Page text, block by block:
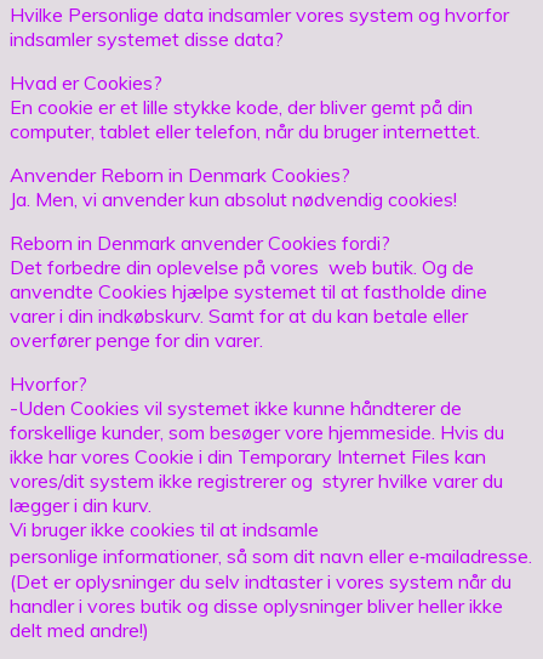
Hvilke Personlige data indsamler vores system og hvorfor
indsamler systemet disse data?
Hvad er Cookies?
En cookie er et lille stykke kode, der bliver gemt på din
computer, tablet eller telefon, når du bruger internettet.
Anvender Reborn in Denmark Cookies?
Ja. Men, vi anvender kun absolut nødvendig cookies!
Reborn in Denmark anvender Cookies fordi?
Det forbedre din oplevelse på vores web butik. Og de
anvendte Cookies hjælpe systemet til at fastholde dine
varer i din indkøbskurv. Samt for at du kan betale eller
overfører penge for din varer.
Hvorfor?
-Uden Cookies vil systemet ikke kunne håndterer de
forskellige kunder, som besøger vore hjemmeside. Hvis du
ikke har vores Cookie i din Temporary Internet Files kan
vores/dit system ikke registrerer og styrer hvilke varer du
lægger i din kurv.
Vi bruger ikke cookies til at indsamle
personlige informationer, så som dit navn eller e‐mailadresse.
(Det er oplysninger du selv indtaster i vores system når du
handler i vores butik og disse oplysninger bliver heller ikke
delt med andre!)